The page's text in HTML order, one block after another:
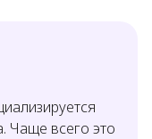
Чаще всего это